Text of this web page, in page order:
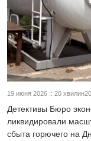
19 июня 2026 :: 20
Детективы Бюро
ликвидировали
сбыта горючего на